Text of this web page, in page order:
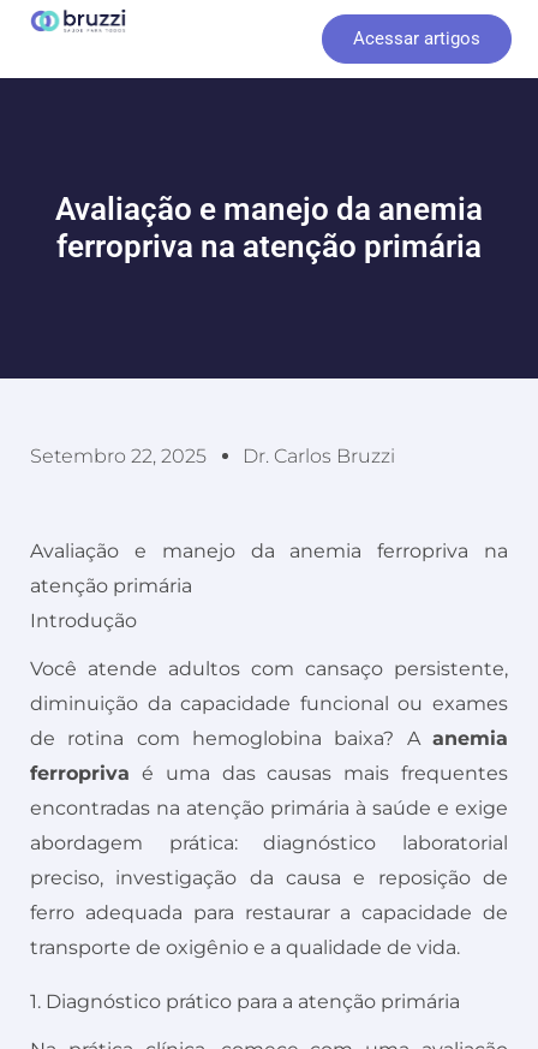
o
Acessar artigos
Avaliação e manejo da anemia
ferropriva na atenção primária
Setembro 22, 2025 Dr. Carlos Bruzzi
Avaliação e manejo da anemia ferropriva na
atenção primária
Introdução
Você atende adultos com cansaço persistente,
diminuição da capacidade funcional ou exames
de rotina com hemoglobina baixa? A anemia
ferropriva é uma das causas mais frequentes
encontradas na atenção primária à saúde e exige
abordagem prática: diagnóstico laboratorial
preciso, investigação da causa e reposição de
ferro adequada para restaurar a capacidade de
transporte de oxigênio e a qualidade de vida.
1. Diagnóstico prático para a atenção primária